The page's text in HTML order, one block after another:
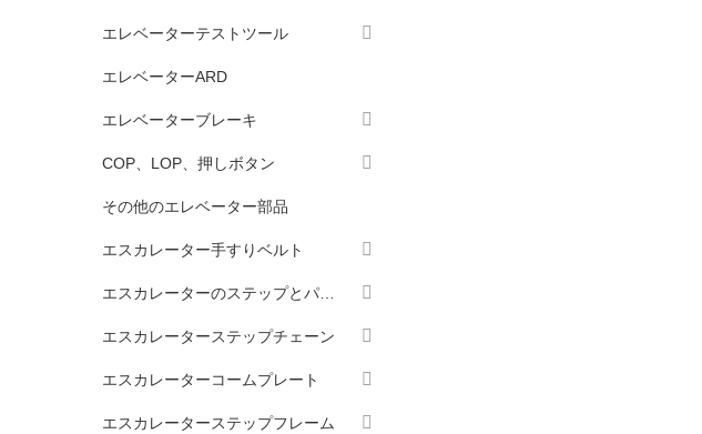
エレベーターテストツール
エレベーターARD
エレベーターブレーキ
COP、LOP、押しボタン
その他のエレベーター部品
エスカレーター手すりベルト
エスカレーターステップチェーン
エスカレーターコームプレート
エスカレーターステップフレーム